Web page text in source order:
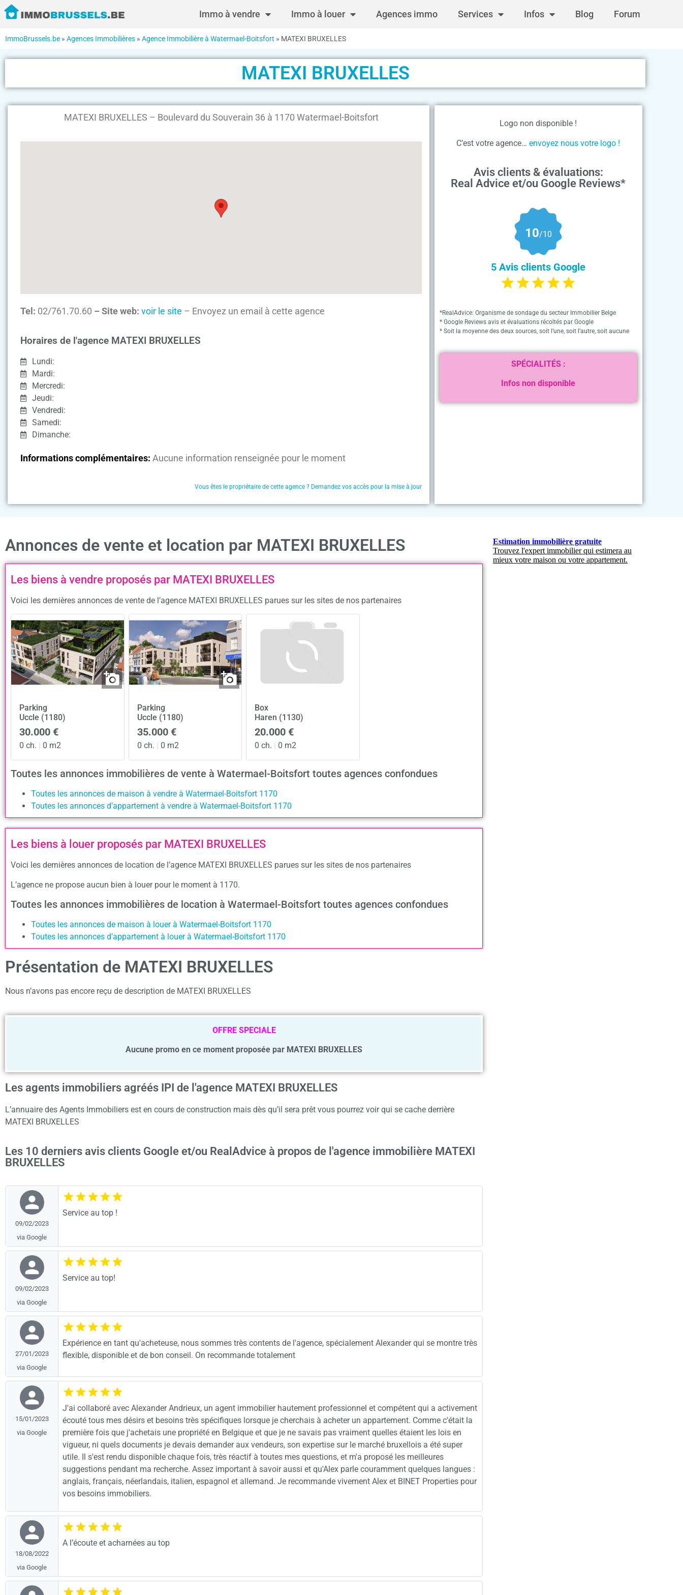
Immo à vendre Immo à louer Agences immo Services Infos Blog Forum
ImmoBrussels.be » Agences Immobilières » Agence Immobilière à Watermael-Boitsfort » MATEXI BRUXELLES
MATEXI BRUXELLES
MATEXI BRUXELLES – Boulevard du Souverain 36 à 1170 Watermael-Boitsfort
Tel: 02/761.70.60 – Site web: voir le site – Envoyez un email à cette agence
Horaires de l'agence MATEXI BRUXELLES
Lundi:
Mardi:
Mercredi:
Jeudi:
Vendredi:
Samedi:
Dimanche:
Informations complémentaires: Aucune information renseignée pour le moment
Vous êtes le propriétaire de cette agence ? Demandez vos accès pour la mise à jour
Logo non disponible !
C’est votre agence…envoyez nous votre logo !
Avis clients & évaluations:
Real Advice et/ou Google Reviews*
10/10
5 Avis clients Google
*RealAdvice: Organisme de sondage du secteur Immobilier Belge
* Google Reviews avis et évaluations récoltés par Google
* Soit la moyenne des deux sources, soit l’une, soit l’autre, soit aucune
SPÉCIALITÉS :
Infos non disponible
Annonces de vente et location par MATEXI BRUXELLES
Les biens à vendre proposés par MATEXI BRUXELLES
Voici les dernières annonces de vente de l’agence MATEXI BRUXELLES parues sur les sites de nos partenaires
Parking
Uccle (1180)
30.000 €
0 ch. | 0 m2
Parking
Uccle (1180)
35.000 €
0 ch. | 0 m2
Box
Haren (1130)
20.000 €
0 ch. | 0 m2
Toutes les annonces immobilières de vente à Watermael-Boitsfort toutes agences confondues
Toutes les annonces de maison à vendre à Watermael-Boitsfort 1170
Toutes les annonces d’appartement à vendre à Watermael-Boitsfort 1170
Les biens à louer proposés par MATEXI BRUXELLES
Voici les dernières annonces de location de l’agence MATEXI BRUXELLES parues sur les sites de nos partenaires
L’agence ne propose aucun bien à louer pour le moment à 1170.
Toutes les annonces immobilières de location à Watermael-Boitsfort toutes agences confondues
Toutes les annonces de maison à louer à Watermael-Boitsfort 1170
Toutes les annonces d’appartement à louer à Watermael-Boitsfort 1170
Présentation de MATEXI BRUXELLES
Nous n’avons pas encore reçu de description de MATEXI BRUXELLES
OFFRE SPECIALE
Aucune promo en ce moment proposée par MATEXI BRUXELLES
Les agents immobiliers agréés IPI de l'agence MATEXI BRUXELLES
L’annuaire des Agents Immobiliers est en cours de construction mais dès qu’il sera prêt vous pourrez voir qui se cache derrière
MATEXI BRUXELLES
Les 10 derniers avis clients Google et/ou RealAdvice à propos de l'agence immobilière MATEXI
BRUXELLES
09/02/2023
via Google
Service au top !
09/02/2023
via Google
Service au top!
27/01/2023
via Google
Expérience en tant qu'acheteuse, nous sommes très contents de l'agence, spécialement Alexander qui se montre très
flexible, disponible et de bon conseil. On recommande totalement
15/01/2023
via Google
J'ai collaboré avec Alexander Andrieux, un agent immobilier hautement professionnel et compétent qui a activement
écouté tous mes désirs et besoins très spécifiques lorsque je cherchais à acheter un appartement. Comme c'était la
première fois que j'achetais une propriété en Belgique et que je ne savais pas vraiment quelles étaient les lois en
vigueur, ni quels documents je devais demander aux vendeurs, son expertise sur le marché bruxellois a été super
utile. Il s'est rendu disponible chaque fois, très réactif à toutes mes questions, et m'a proposé les meilleures
suggestions pendant ma recherche. Assez important à savoir aussi et qu'Alex parle couramment quelques langues :
anglais, français, néerlandais, italien, espagnol et allemand. Je recommande vivement Alex et BINET Properties pour
vos besoins immobiliers.
18/08/2022
via Google
A l’écoute et acharnées au top